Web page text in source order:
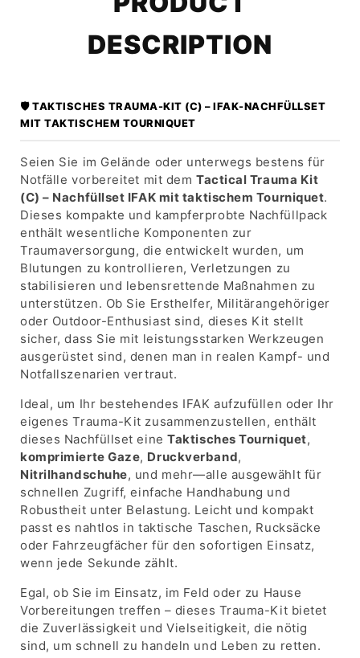
DESCRIPTION
🛡️ TAKTISCHES TRAUMA-KIT (C) – IFAK-NACHFÜLLSET
MIT TAKTISCHEM TOURNIQUET
Seien Sie im Gelände oder unterwegs bestens für
Notfälle vorbereitet mit dem Tactical Trauma Kit
(C) – Nachfüllset IFAK mit taktischem Tourniquet.
Dieses kompakte und kampferprobte Nachfüllpack
enthält wesentliche Komponenten zur
Traumaversorgung, die entwickelt wurden, um
Blutungen zu kontrollieren, Verletzungen zu
stabilisieren und lebensrettende Maßnahmen zu
unterstützen. Ob Sie Ersthelfer, Militärangehöriger
oder Outdoor-Enthusiast sind, dieses Kit stellt
sicher, dass Sie mit leistungsstarken Werkzeugen
ausgerüstet sind, denen man in realen Kampf- und
Notfallszenarien vertraut.
Ideal, um Ihr bestehendes IFAK aufzufüllen oder Ihr
eigenes Trauma-Kit zusammenzustellen, enthält
dieses Nachfüllset eineTaktisches Tourniquet,
komprimierte Gaze, Druckverband,
Nitrilhandschuhe, und mehr—alle ausgewählt für
schnellen Zugriff, einfache Handhabung und
Robustheit unter Belastung. Leicht und kompakt
passt es nahtlos in taktische Taschen, Rucksäcke
oder Fahrzeugfächer für den sofortigen Einsatz,
wenn jede Sekunde zählt.
Egal, ob Sie im Einsatz, im Feld oder zu Hause
Vorbereitungen treffen – dieses Trauma-Kit bietet
die Zuverlässigkeit und Vielseitigkeit, die nötig
sind, um schnell zu handeln und Leben zu retten.